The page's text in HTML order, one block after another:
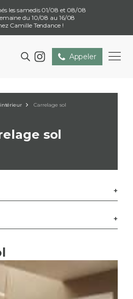
les samedis 01/08 et 08/08
du 10/08 au 16/08
Camille Tendance !
Appeler
Carrelage sol
sol